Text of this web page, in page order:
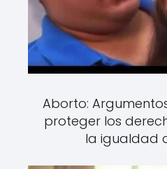
Aborto:
proteger los
la igualdad